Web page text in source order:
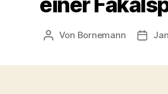
Beitragsautor
Von Bornemann